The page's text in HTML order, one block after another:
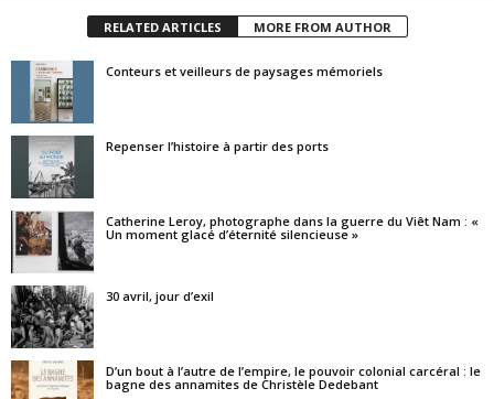
RELATED ARTICLES MORE FROM AUTHOR
Conteurs et veilleurs de paysages mémoriels
Repenser l’histoire à partir des ports
Catherine Leroy, photographe dans la guerre du Viêt Nam : «
Un moment glacé d’éternité silencieuse »
30 avril, jour d’exil
D’un bout à l’autre de l’empire, le pouvoir colonial carcéral : le
bagne des annamites de Christèle Dedebant